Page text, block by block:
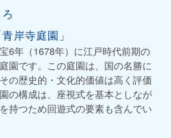
岸寺庭園」
6年（1678年）に江戸時代前期の
園です。この庭園は、国の名勝に
の歴史的・文化的価値は高く評価
の構成は、座視式を基本としなが
持つため回遊式の要素も含んでい